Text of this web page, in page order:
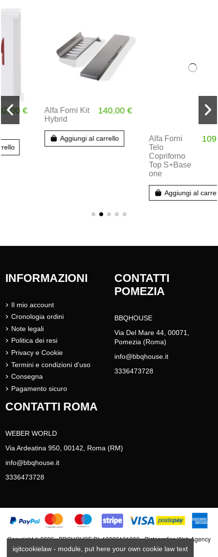
Alfa Forni Kit
140,00 €
Aggiungi al carrello
Alfa Forni
Top S+Base
one
Aggiungi al carrello
INFORMAZIONI
Il mio account
Cronologia ordini
Note legali
Politica dei resi
Privacy e Cookie
Termini e condizioni d'uso
Consegna
Pagamento sicuro
CONTATTI
POMEZIA
BBQHOUSE
Via Del Mare 44, 00071,
Pomezia (Roma)
info@bbqhouse.it
3336473728
CONTATTI ROMA
WEBER WORLD
Via Ardeatina 950, 00142, Roma (RM)
info@bbqhouse.it
3336473728
Copyright © 2026 - BBQHOUSE P.I. 18099101000 - Pictografico Web Agency
Realizzazione e-commerce Roma
iqitcookielaw - module, put here your own cookie law text